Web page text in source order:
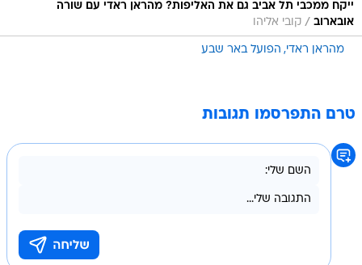
ייקח ממכבי תל אביב גם את האליפות? מהראן ראדי עם שורה
אובארוב / קובי אליהו
מהראן ראדי הפועל באר שבע
טרם התפרסמו תגובות